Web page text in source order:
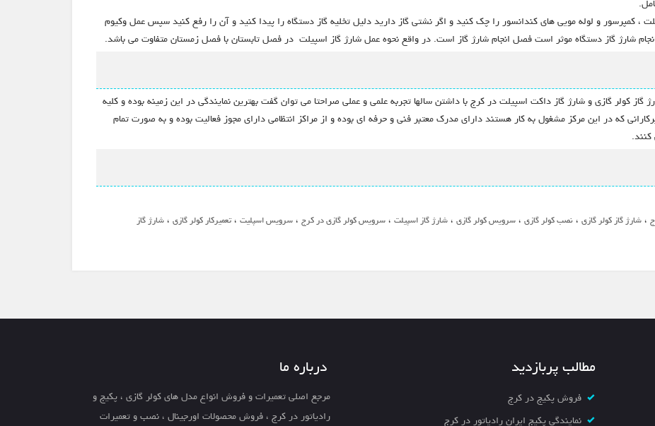
، کمپرسور و لوله مویی های کندانسور را چک کنید و اگر نشتی گاز دارید دلیل تخلیه گاز دستگاه را پیدا کنید و آن را رفع کنید سپس عمل وکیوم
شارژ گاز دستگاه موثر است فصل انجام شارژ گاز است. در واقع نحوه عمل شارژ گاز اسپیلت در فصل تابستان با فصل زمستان متفاوت می باشد.
گاز کولر گازی و شارژ گاز داکت اسپیلت در کرج با داشتن سالها تجربه علمی و عملی صراحتا می توان گفت بهترین نمایندگی در این زمینه بوده و کلیه
که در این مرکز مشغول به کار هستند دارای مدرک معتبر فنی و حرفه ای بوده و از مراکز انتظامی دارای مجوز فعالیت بوده و به صورت تمام
،شارژ گاز کولر گازی ،نصب کولر گازی ،سرویس کولر گازی ،شارژ گاز اسپیلت ،سرویس کولر گازی در کرج ،سرویس اسپلیت ،تعمیرکار کولر گازی ،شارژ گاز
مطالب پربازدید
فروش پکیج در کرج
نمایندگی پکیج ایران رادیاتور در کرج
درباره ما
مرجع اصلی تعمیرات و فروش انواع مدل های کولر گازی ، پکیج و
رادیاتور در کرج ، فروش محصولات اورجینال ، نصب و تعمیرات